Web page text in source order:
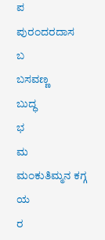
ಪ
ಪುರಂದರದಾಸ
ಬ
ಬಸವಣ್ಣ
ಬುದ್ಧ
ಭ
ಮ
ಮಂಕುತಿಮ್ಮನ ಕಗ್ಗ
ಯ
ರ